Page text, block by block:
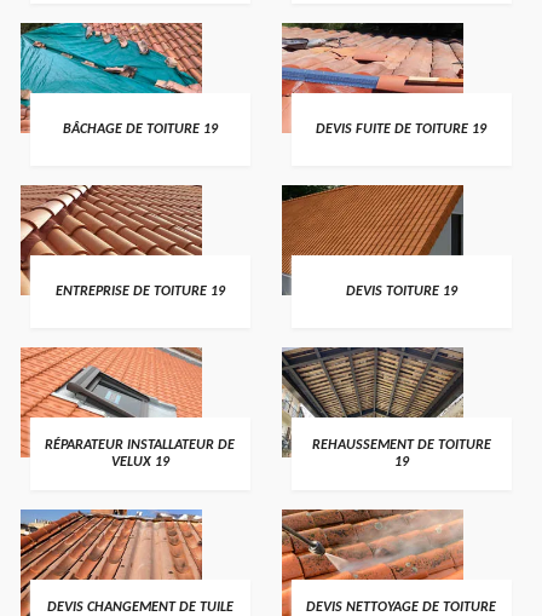
BÂCHAGE DE TOITURE 19 DEVIS FUITE DE TOITURE 19
ENTREPRISE DE TOITURE 19 DEVIS TOITURE 19
RÉPARATEUR INSTALLATEUR DE
VELUX 19
REHAUSSEMENT DE TOITURE
19
DEVIS CHANGEMENT DE TUILE
DEVIS NETTOYAGE DE TOITURE